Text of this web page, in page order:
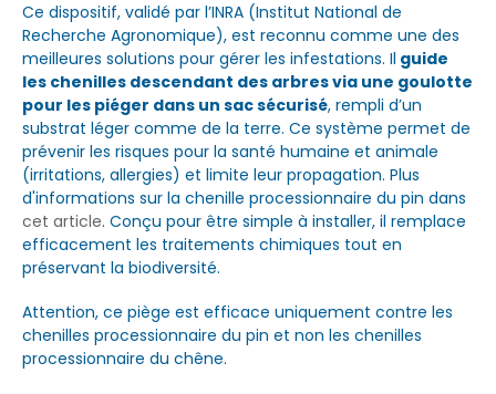
Ce dispositif, validé par l’INRA (Institut National de
Recherche Agronomique), est reconnu comme une des
meilleures solutions pour gérer les infestations. Il guide
les chenilles descendant des arbres via une goulotte
pour les piéger dans un sac sécurisé, rempli d’un
substrat léger comme de la terre. Ce système permet de
prévenir les risques pour la santé humaine et animale
(irritations, allergies) et limite leur propagation. Plus
d'informations sur la chenille processionnaire du pin dans
cet article. Conçu pour être simple à installer, il remplace
efficacement les traitements chimiques tout en
préservant la biodiversité.
Attention, ce piège est efficace uniquement contre les
chenilles processionnaire du pin et non les chenilles
processionnaire du chêne.